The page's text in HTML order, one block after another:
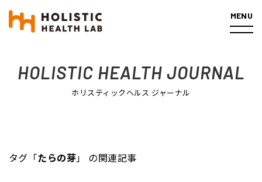
MENU
ホーム 記事一覧 タグ「たらの芽」の関連記事
HOLISTIC HEALTH JOURNAL
ホリスティックヘルス ジャーナル
タグ「たらの芽」 の関連記事